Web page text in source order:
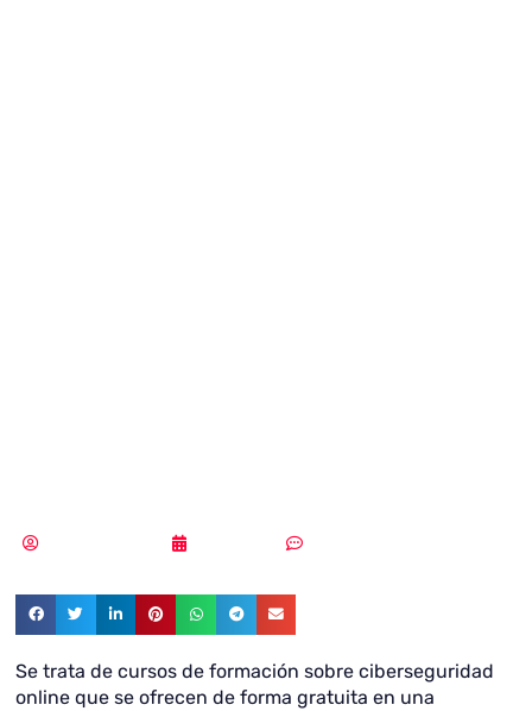
Se trata de cursos de formación sobre ciberseguridad
online que se ofrecen de forma gratuita en una